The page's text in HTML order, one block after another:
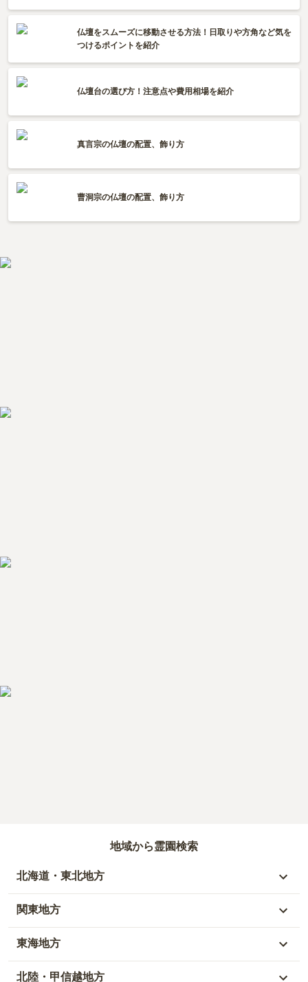
仏壇をスムーズに移動させる方法！日取りや方角など気を
つけるポイントを紹介
仏壇台の選び方！注意点や費用相場を紹介
真言宗の仏壇の配置、飾り方
曹洞宗の仏壇の配置、飾り方
地域から霊園検索
北海道・東北地方
北海道
青森県
秋田県
関東地方
東京都
神奈川県
東海地方
愛知県
北陸・甲信越地方